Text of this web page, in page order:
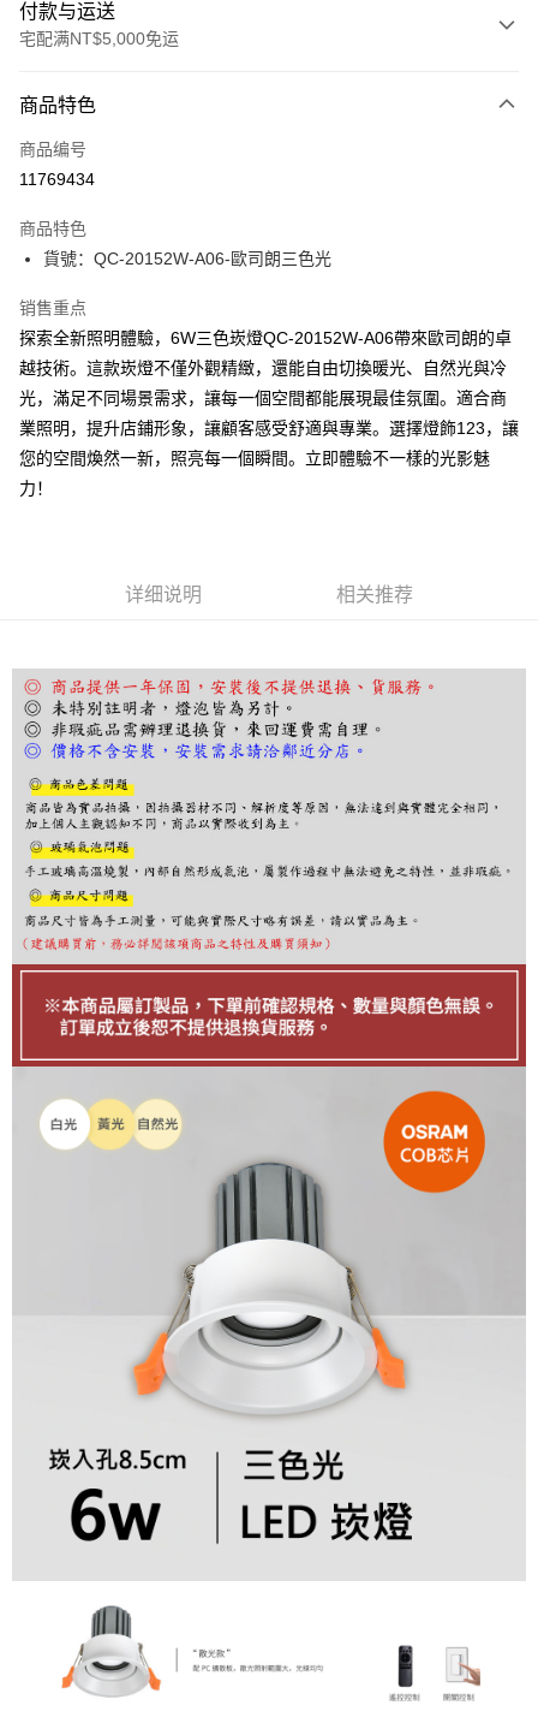
付款与运送
宅配满NT$5,000免运
信用卡一次付款
LINE Pay
街口支付
悠遊付
Google Pay
Plus PAY
AFTEE先享后付
相关说明
一、關於 AFTEE先享後付
4. 下訂完成後，您的手機會收到一封繳費通知簡訊，APP會員則會收到
請留意繳費期限為 14 天。唯有下載 AFTEE App 成為 AFTEE 會員者方能享
有最長 45 天內付款之服務。
出。使用AFTEE下訂可以延長您收到商品前的繳費天數，但無法保證一定能
夠在期限內收到商品(例如:預購商品或預計到貨時間較長者)。因此無論收到
商品與否，仍需要請您在AFTEE規定的時間內完成繳費。
二、付款限制
1. 初次使用 AFTEE 時，將依認證結果及本公司審查結果，核予每個人不同
之上限額度
2. 結帳金額須大於NT$30
3. 目前僅支援台灣會員
三、聲明條款
「AFTEE先享後付」(下稱本服務)乃由恩沛科技股份有限公司(下稱 AFTEE )
含但不限於訂購人姓名、電話，收件人姓名、電話、收件地址)，將交付予
AFTEE 於本服務必要服務範圍內運用。關於 AFTEE 對於個人資料之蒐集、
處理、利用，詳參 AFTEE 官網之『個人資料蒐集、處理及利用告知聲明』
（https://aftee.tw/privacypolicy/
若款項超過繳費期限，將根據當次的金額加收年利率 16% 的逾期滯納金。
未成年的使用者，請事先徵得法定代理人或監護人之同意方可使用
若您對於個人資料之處理、利用有任何疑問，或欲行使相關法律權利，請聯
繫恩沛科技股份有限公司。若您不同意我們將上開所示之個人資料，連同必
要之購買訂單資訊提供予 AFTEE ，或讓 AFTEE 蒐集處理利用您的個人資
料，請勿選用本服務。
商品特色
商品编号
11769434
商品特色
貨號：QC-20152W-A06-歐司朗三色光
销售重点
探索全新照明體驗，6W三色崁燈QC-20152W-A06帶來歐司朗的卓
越技術。這款崁燈不僅外觀精緻，還能自由切換暖光、自然光與冷
光，滿足不同場景需求，讓每一個空間都能展現最佳氛圍。適合商
業照明，提升店鋪形象，讓顧客感受舒適與專業。選擇燈飾123，讓
您的空間煥然一新，照亮每一個瞬間。立即體驗不一樣的光影魅
力！
详细说明 相关推荐